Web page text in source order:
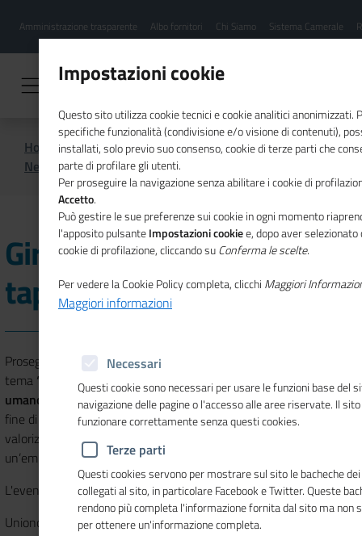
contenuto
Menu
hamburgher
Amministrazione trasparente Albo fornitori Chi Siamo Sistema Camerale
Home CSR
Comunicazione
News di CSR
Giro d'Italia della CSR, tappa a Roma
Giro d'Italia della CSR,
tappa a Roma
Prosegue il 19 maggio a Roma
tema “Sostenibilità sociale: l'importanza del fattore
umano”
Giro d’Italia della CSR 2020, un viaggio lungo l’Italia al
fine di promuovere un approccio sostenibile al business,
valorizzare le esperienze delle imprese e dei territori, stimolare
un’emulazione virtuosa.
L'evento si svolgerà on line.
Unioncamere, che da anni promuove la cultura della
Impostazioni cookie
Questo sito utilizza cookie tecnici e cookie analitici anonimizzati.
specifiche funzionalità (condivisione e/o visione di contenuti),
installati, solo previo suo consenso, cookie di terze parti che
parte di profilare gli utenti.
Per proseguire la navigazione senza abilitare i cookie di
Accetto.
Può gestire le sue preferenze sui cookie in ogni momento
l'apposito pulsanteImpostazioni cookiee, dopo aver
cookie di profilazione, cliccando suConferma le scelte.
Per vedere la Cookie Policy completa, clicchi Maggiori
Maggiori informazioni
Necessari
Questi cookie sono necessari per usare le funzioni base del
navigazione delle pagine o l'accesso alle aree riservate. Il
funzionare correttamente senza questi cookies.
Terze parti
Questi cookies servono per mostrare sul sito le bacheche
collegati al sito, in particolare Facebook e Twitter. Queste
rendono più completa l'informazione fornita dal sito ma non
per ottenere un'informazione completa.